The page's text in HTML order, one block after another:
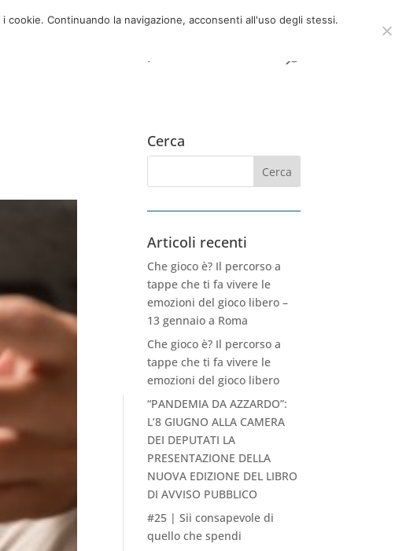
Cerca
Articoli recenti
Che gioco è? Il percorso a
tappe che ti fa vivere le
emozioni del gioco libero –
13 gennaio a Roma
Che gioco è? Il percorso a
tappe che ti fa vivere le
emozioni del gioco libero
“PANDEMIA DA AZZARDO”:
L’8 GIUGNO ALLA CAMERA
DEI DEPUTATI LA
PRESENTAZIONE DELLA
NUOVA EDIZIONE DEL LIBRO
DI AVVISO PUBBLICO
#25 | Sii consapevole di
quello che spendi
Continuando la navigazione, acconsenti all'uso degli stessi.